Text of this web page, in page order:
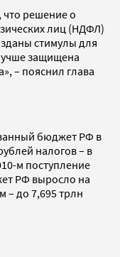
что решение о
лиц (НДФЛ)
стимулы для
защищена
– пояснил глава
бюджет РФ в
налогов – в
м поступление
РФ выросло на
– до 7,695 трлн